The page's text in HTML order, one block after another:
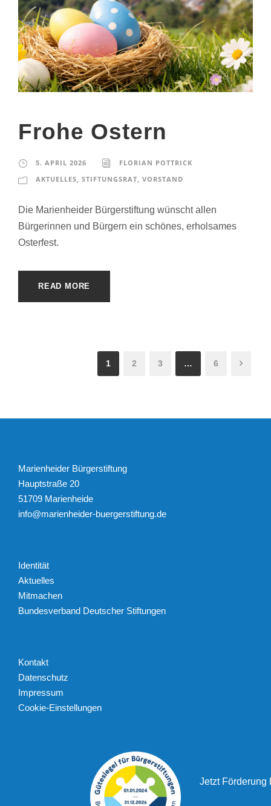
Frohe Ostern
5. APRIL 2026
FLORIAN POTTRICK
AKTUELLES STIFTUNGSRAT VORSTAND
Die Marienheider Bürgerstiftung wünscht allen
Bürgerinnen und Bürgern ein schönes, erholsames
Osterfest.
READ MORE
1 2 3 … 6
Marienheider Bürgerstiftung
Hauptstraße 20
51709 Marienheide
info@marienheider-buergerstiftung.de
Identität
Aktuelles
Mitmachen
Bundesverband Deutscher Stiftungen
Kontakt
Datenschutz
Impressum
Cookie-Einstellungen
Jetzt Förderung